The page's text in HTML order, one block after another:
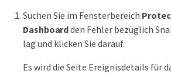
Suchen Sie im Fensterbereich
Dashboardden Fehler bezüglich
lag und klicken Sie darauf.
Es wird die Seite Ereignisdetails für